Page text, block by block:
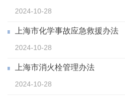
2024-10-28
上海市化学事故应急救援办法
2024-10-28
上海市消火栓管理办法
2024-10-28